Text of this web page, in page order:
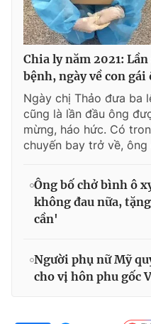
Chia ly năm 2021:
bệnh, ngày về con gái
Ngày chị Thảo đưa ba
cũng là lần đầu ông
mừng, háo hức. Có
chuyến bay trở về,
Ông bố chở bình ô
không đau nữa,
cần'
Người phụ nữ Mỹ
cho vị hôn phu gốc